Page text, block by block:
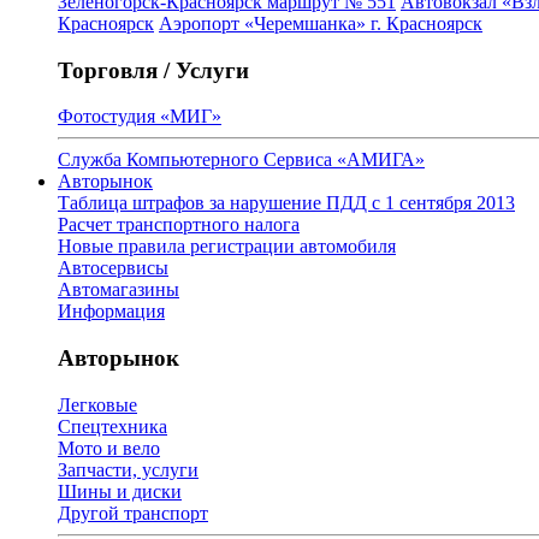
Красноярск Аэропорт «Черемшанка» г. Красноярск
Торговля / Услуги
Фотостудия «МИГ»
Служба Компьютерного Сервиса «АМИГА»
Авторынок
Таблица штрафов за нарушение ПДД с 1 сентября 2013
Расчет транспортного налога
Новые правила регистрации автомобиля
Автосервисы
Автомагазины
Информация
Авторынок
Легковые
Спецтехника
Мото и вело
Запчасти, услуги
Шины и диски
Другой транспорт